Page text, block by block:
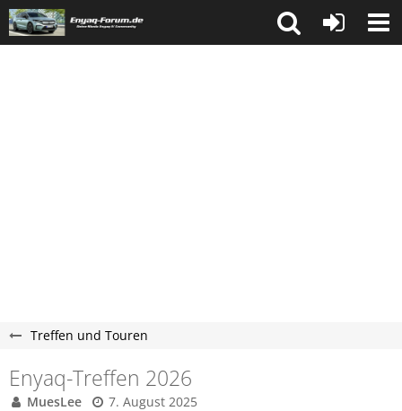
Treffen und Touren
Enyaq-Treffen 2026
MuesLee
7. August 2025